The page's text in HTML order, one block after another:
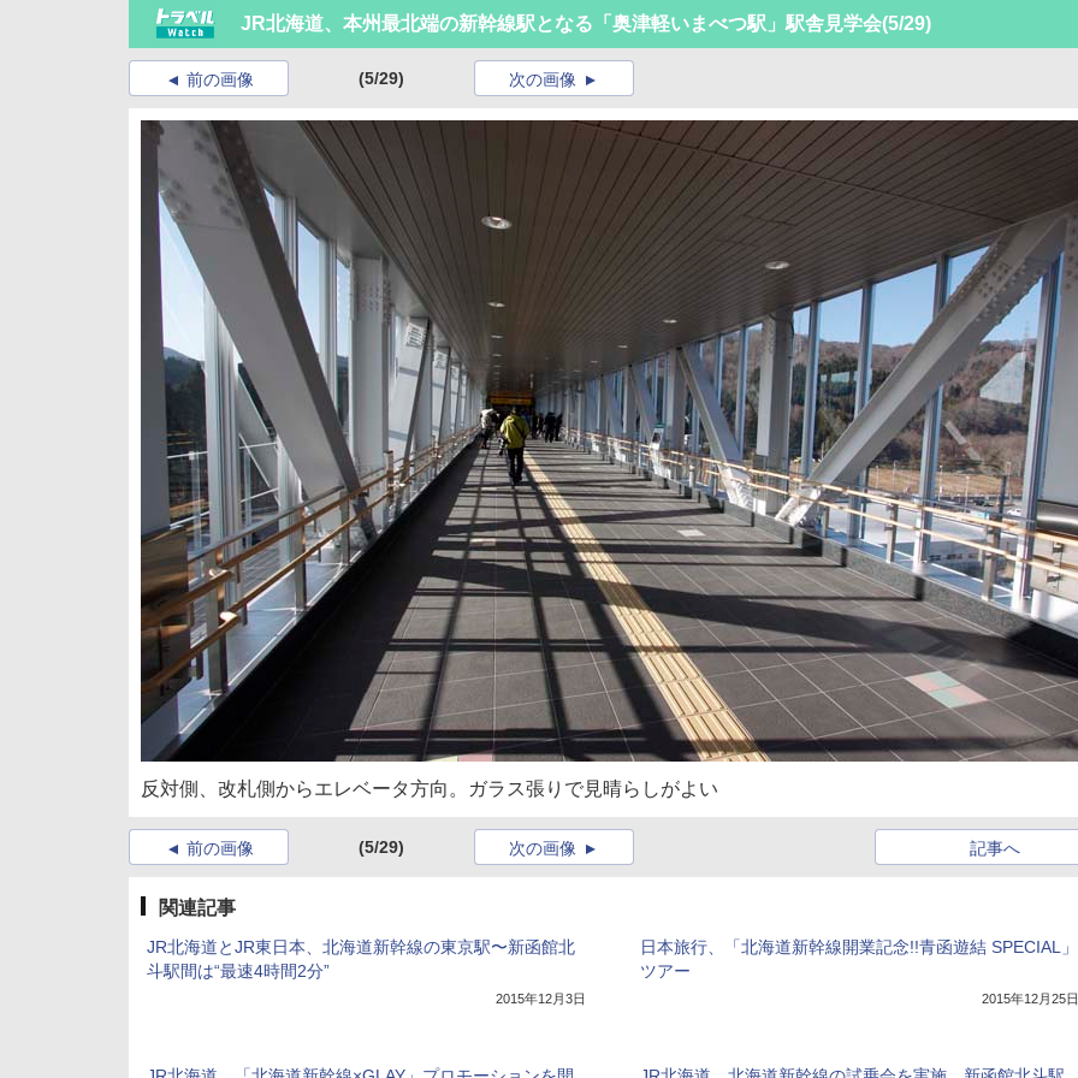
JR北海道、本州最北端の新幹線駅となる「奥津軽いまべつ駅」駅舎見学会(5/29)
前の画像 (5/29) 次の画像
反対側、改札側からエレベータ方向。ガラス張りで見晴らしがよい
前の画像 (5/29) 記事へ
次の画像
関連記事
JR北海道とJR東日本、北海道新幹線の東京駅〜新函館北
斗駅間は“最速4時間2分”
2015年12月3日
日本旅行、「北海道新幹線開業記念!!青函遊結 SPECIAL」
ツアー
2015年12月25日